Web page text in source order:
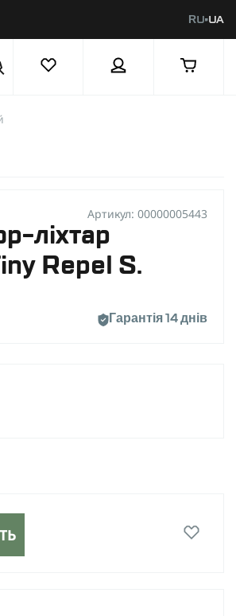
RU UA
Артикул: 00000005443
ліхтар
Repel S.
Гарантія 14 днів